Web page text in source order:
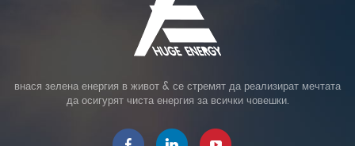
внася зелена енергия в живот & се стремят да реализират мечтата
да осигурят чиста енергия за всички човешки.